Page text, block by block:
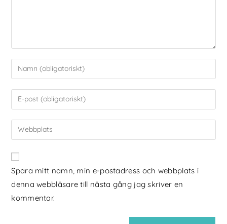
Spara mitt namn, min e-postadress och webbplats i
denna webbläsare till nästa gång jag skriver en
kommentar.